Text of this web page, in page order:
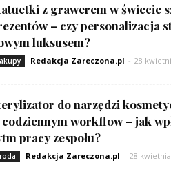
z grawerem w świecie
– czy personalizacja
luksusem?
Redakcja Zareczona.pl - 28
do narzędzi
workflow – jak
pracy zespołu?
Redakcja Zareczona.pl - 28